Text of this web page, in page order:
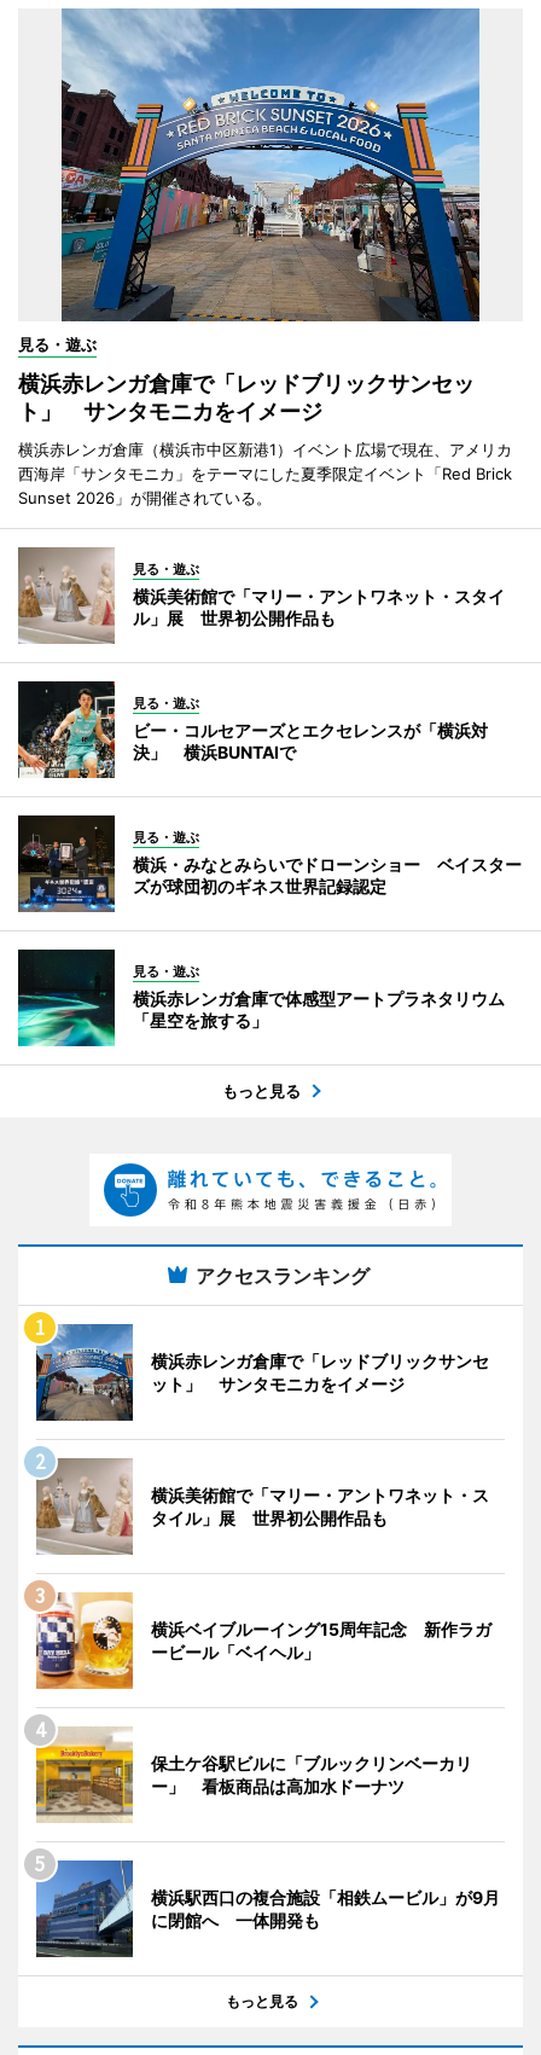
見る・遊ぶ
横浜赤レンガ倉庫で「レッドブリックサンセッ
ト」 サンタモニカをイメージ
横浜赤レンガ倉庫（横浜市中区新港1）イベント広場で現在、アメリカ
西海岸「サンタモニカ」をテーマにした夏季限定イベント「Red Brick
Sunset 2026」が開催されている。
見る・遊ぶ
横浜美術館で「マリー・アントワネット・スタイ
ル」展 世界初公開作品も
見る・遊ぶ
ビー・コルセアーズとエクセレンスが「横浜対
決」 横浜BUNTAIで
見る・遊ぶ
横浜・みなとみらいでドローンショー ベイスター
ズが球団初のギネス世界記録認定
見る・遊ぶ
横浜赤レンガ倉庫で体感型アートプラネタリウム
「星空を旅する」
もっと見る
アクセスランキング
横浜赤レンガ倉庫で「レッドブリックサンセ
ット」 サンタモニカをイメージ
横浜美術館で「マリー・アントワネット・ス
タイル」展 世界初公開作品も
横浜ベイブルーイング15周年記念 新作ラガ
ービール「ベイヘル」
保土ケ谷駅ビルに「ブルックリンベーカリ
ー」 看板商品は高加水ドーナツ
横浜駅西口の複合施設「相鉄ムービル」が9月
に閉館へ 一体開発も
もっと見る